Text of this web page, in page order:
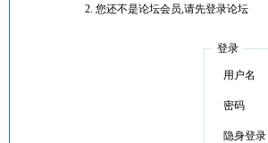
您还不是论坛会员,请先登录论坛
登录
用户名
密码
隐身登录